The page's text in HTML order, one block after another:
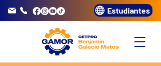
3320072 Estudiantes